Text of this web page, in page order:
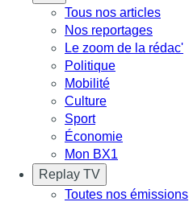
Tous nos articles
Nos reportages
Le zoom de la rédac'
Politique
Mobilité
Culture
Sport
Économie
Mon BX1
Replay TV
Toutes nos émissions